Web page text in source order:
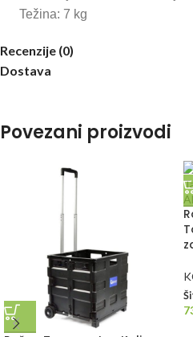
Težina: 7 kg
Recenzije (0)
Dostava
Povezani proizvodi